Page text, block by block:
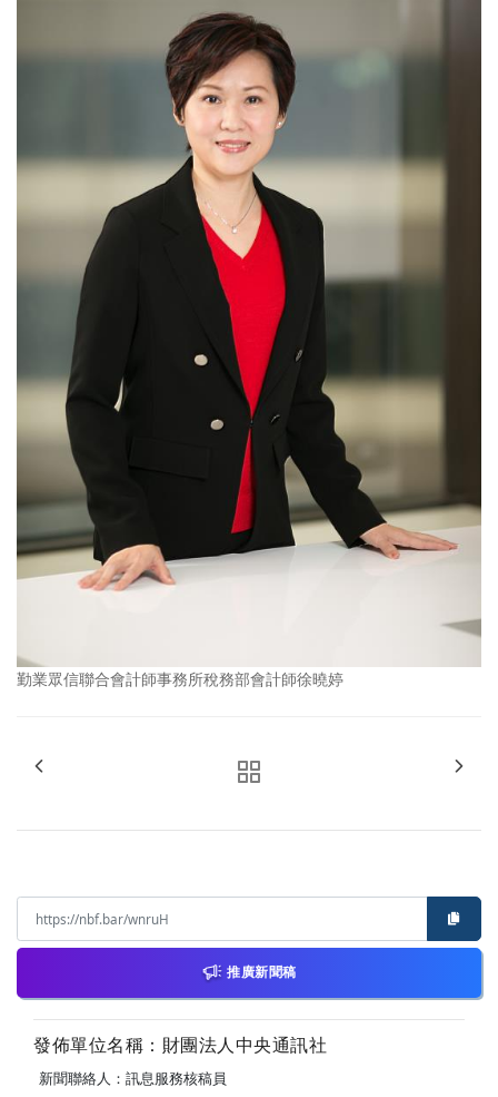
勤業眾信聯合會計師事務所稅務部會計師徐曉婷
推廣新聞稿
發佈單位名稱：財團法人中央通訊社
新聞聯絡人：訊息服務核稿員